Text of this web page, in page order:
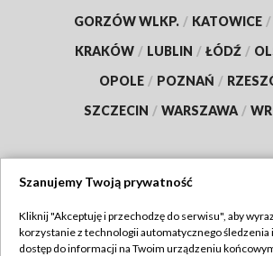
GORZÓW WLKP. / KATOWICE /
KRAKÓW / LUBLIN / ŁÓDŹ /
OPOLE / POZNAŃ /
SZCZECIN / WARSZAWA /
TVP
Szanujemy Twoją prywatność
Kliknij "Akceptuję i przechodzę do serwisu", aby
korzystanie z technologii automatycznego śledzenia
dostęp do informacji na Twoim urządzeniu